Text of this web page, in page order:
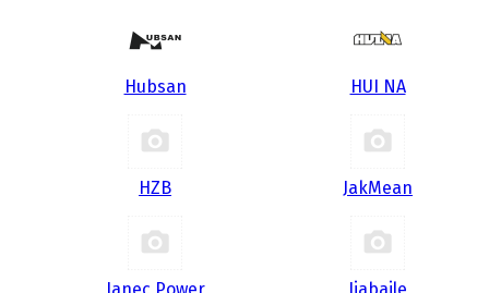
Hubsan HUI NA
HZB JakMean